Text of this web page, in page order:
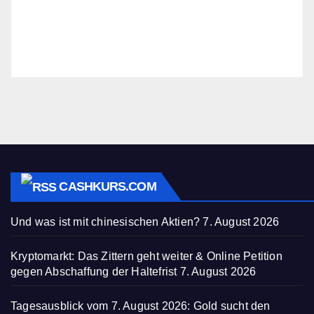
CASHKURS.COM
Und was ist mit chinesischen Aktien? 7. August 2026
Kryptomarkt: Das Zittern geht weiter & Online Petition
gegen Abschaffung der Haltefrist 7. August 2026
Tagesausblick vom 7. August 2026: Gold sucht den